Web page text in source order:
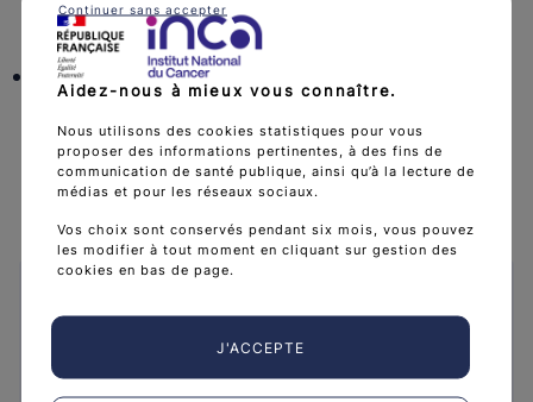
Outils pour la pratique des médecins
généralistes
chevron_right
La collection Cancer info
Pour vos patients et leurs proches, l’Institut national du
Aidez-nous à mieux vous connaître.
Nous utilisons des cookies statistiques pour vous
proposer des informations pertinentes, à des fins de
communication de santé publique, ainsi qu’à la lecture de
médias et pour les réseaux sociaux.
Vos choix sont conservés pendant six mois, vous pouvez
les modifier à tout moment en cliquant sur gestion des
cookies en bas de page.
J'ACCEPTE
Continuer sans accepter